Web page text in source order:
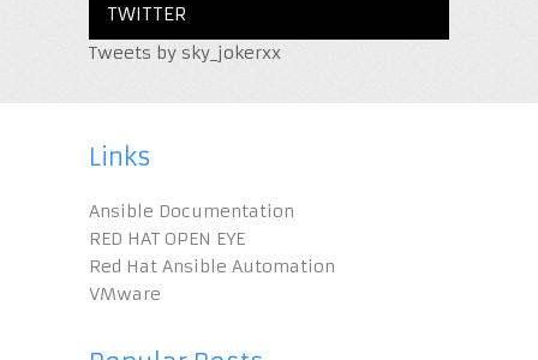
TWITTER
Tweets by sky_jokerxx
Links
Ansible Documentation
RED HAT OPEN EYE
Red Hat Ansible Automation
VMware